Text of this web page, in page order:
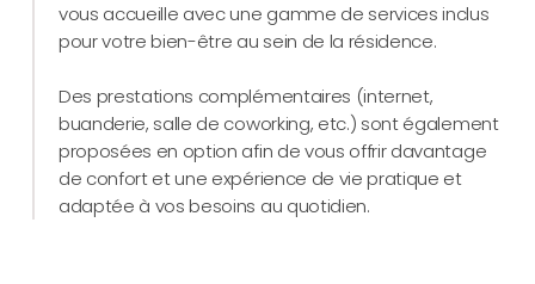
vous accueille avec une gamme de services inclus
pour votre bien-être au sein de la résidence.
Des prestations complémentaires (internet,
buanderie, salle de coworking, etc.) sont également
proposées en option afin de vous offrir davantage
de confort et une expérience de vie pratique et
adaptée à vos besoins au quotidien.